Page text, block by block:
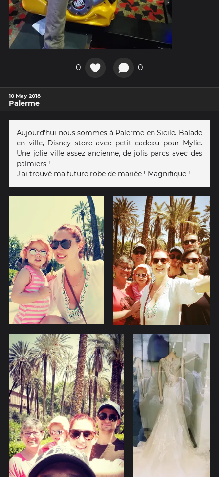
0 0
10 May 2018
Palerme
Aujourd'hui nous sommes à Palerme en Sicile. Balade
en ville, Disney store avec petit cadeau pour Mylie.
Une jolie ville assez ancienne, de jolis parcs avec des
palmiers !
J'ai trouvé ma future robe de mariée ! Magnifique !